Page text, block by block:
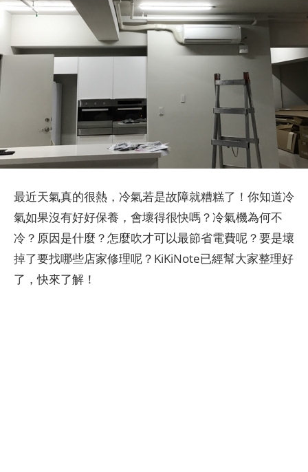
最近天氣真的很熱，冷氣若是故障就糟糕了！你知道冷
氣如果沒有好好保養，會壞得很快嗎？冷氣機為何不
冷？原因是什麼？怎麼吹才可以最節省電費呢？要是壞
掉了要找哪些店家修理呢？KiKiNote已經幫大家整理好
了，快來了解！